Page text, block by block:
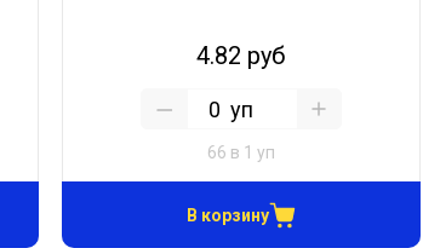
4.82 руб
уп
66 в 1 уп
В корзину